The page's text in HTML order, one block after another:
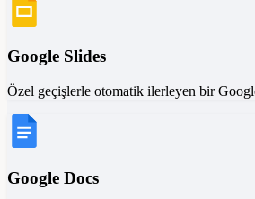
Google Slides
Özel geçişlerle otomatik ilerleyen bir
Google Docs